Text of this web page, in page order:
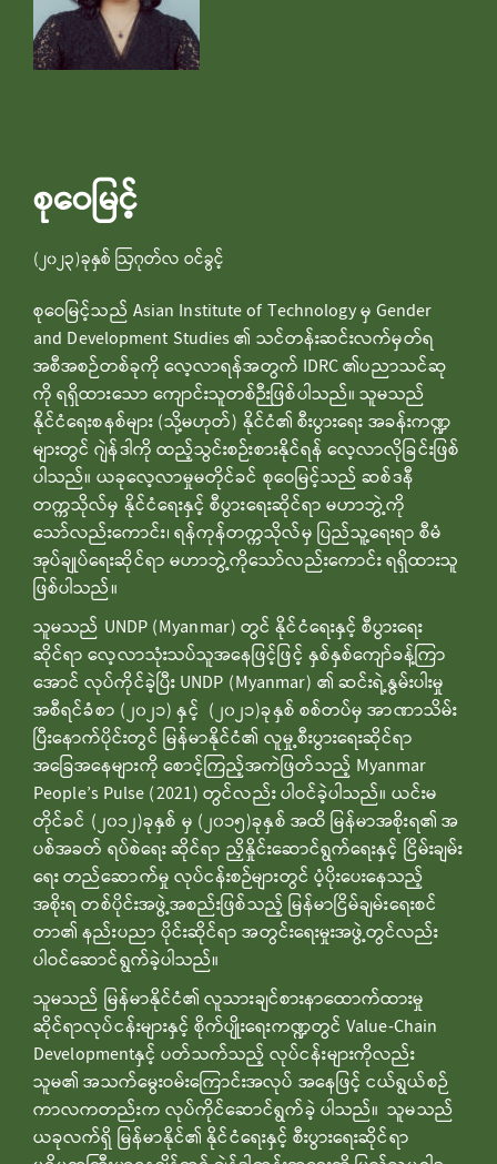
စုဝေမြင့်
(၂၀၂၃)ခုနှစ် ဩဂုတ်လ ဝင်ခွင့်
စုဝေမြင့်သည် Asian Institute of Technology မှ Gender
and Development Studies ၏ သင်တန်းဆင်းလက်မှတ်ရ
အစီအစဉ်တစ်ခုကို လေ့လာရန်အတွက် IDRC ၏ပညာသင်ဆု
ကို ရရှိထားသော ကျောင်းသူတစ်ဉီးဖြစ်ပါသည်။ သူမသည်
နိုင်ငံရေးစနစ်များ (သို့မဟုတ်) နိုင်ငံ၏ စီးပွားရေး အခန်းကဏ္ဍ
များတွင် ဂျဲန်ဒါကို ထည့်သွင်းစဉ်းစားနိုင်ရန် လေ့လာလိုခြင်းဖြစ်
ပါသည်။ ယခုလေ့လာမှုမတိုင်ခင် စုဝေမြင့်သည် ဆစ်ဒနီ
တက္ကသိုလ်မှ နိုင်ငံရေးနှင့် စီပွားရေးဆိုင်ရာ မဟာဘွဲ့ကို
သော်လည်းကောင်း၊ ရန်ကုန်တက္ကသိုလ်မှ ပြည်သူ့ရေးရာ စီမံ
အုပ်ချုပ်ရေးဆိုင်ရာ မဟာဘွဲ့ကိုသော်လည်းကောင်း ရရှိထားသူ
ဖြစ်ပါသည်။
သူမသည် UNDP (Myanmar) တွင် နိုင်ငံရေးနှင့် စီပွားရေး
ဆိုင်ရာ လေ့လာသုံးသပ်သူအနေဖြင့်ဖြင့် နှစ်နှစ်ကျော်ခန့်ကြာ
အောင် လုပ်ကိုင်ခဲ့ပြီး UNDP (Myanmar) ၏ ဆင်းရဲ့နွမ်းပါးမှု
အစီရင်ခံစာ (၂၀၂၁) နှင့် (၂၀၂၁)ခုနှစ် စစ်တပ်မှ အာဏာသိမ်း
ပြီးနောက်ပိုင်းတွင် မြန်မာနိုင်ငံ၏ လူမှု့စီးပွားရေးဆိုင်ရာ
အခြေအနေများကို စောင့်ကြည့်အကဲဖြတ်သည့် Myanmar
People’s Pulse (2021) တွင်လည်း ပါဝင်ခဲ့ပါသည်။ ယင်းမ
တိုင်ခင် (၂၀၁၂)ခုနှစ် မှ (၂၀၁၅)ခုနှစ် အထိ မြန်မာအစိုးရ၏ အ
ပစ်အခတ် ရပ်စဲရေး ဆိုင်ရာ ညှိနှိုင်းဆောင်ရွက်ရေးနှင့် ငြိမ်းချမ်း
ရေး တည်ဆောက်မှု လုပ်ငန်းစဉ်များတွင် ပံ့ပိုးပေးနေသည့်
အစိုးရ တစ်ပိုင်းအဖွဲ့အစည်းဖြစ်သည့် မြန်မာငြိမ်ချမ်းရေးစင်
တာ၏ နည်းပညာ ပိုင်းဆိုင်ရာ အတွင်းရေးမှုးအဖွဲ့တွင်လည်း
ပါဝင်ဆောင်ရွက်ခဲ့ပါသည်။
သူမသည် မြန်မာနိုင်ငံ၏ လူသားချင်စားနာထောက်ထားမှု
ဆိုင်ရာလုပ်ငန်းများနှင့် စိုက်ပျိုးရေးကဏ္ဍတွင် Value-Chain
Developmentနှင့် ပတ်သက်သည့် လုပ်ငန်းများကိုလည်း
သူမ၏ အသက်မွေးဝမ်းကြောင်းအလုပ် အနေဖြင့် ငယ်ရွယ်စဉ်
ကာလကတည်းက လုပ်ကိုင်ဆောင်ရွက်ခဲ့ ပါသည်။ သူမသည်
ယခုလက်ရှိ မြန်မာနိုင်၏ နိုင်ငံရေးနှင့် စီးပွားရေးဆိုင်ရာ